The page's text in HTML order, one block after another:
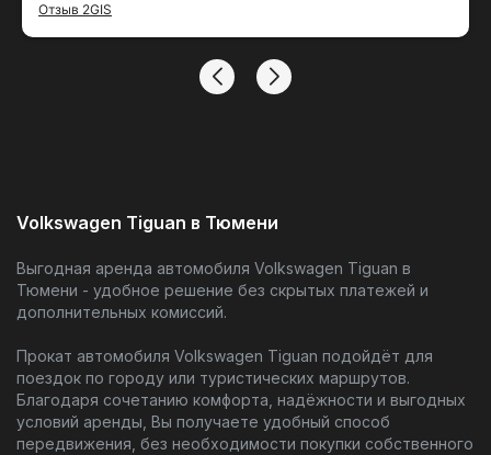
Отзыв 2GIS
Volkswagen Tiguan в Тюмени
Выгодная аренда автомобиля Volkswagen Tiguan в
Тюмени - удобное решение без скрытых платежей и
дополнительных комиссий.
Прокат автомобиля Volkswagen Tiguan подойдёт для
поездок по городу или туристических маршрутов.
Благодаря сочетанию комфорта, надёжности и выгодных
условий аренды, Вы получаете удобный способ
передвижения, без необходимости покупки собственного